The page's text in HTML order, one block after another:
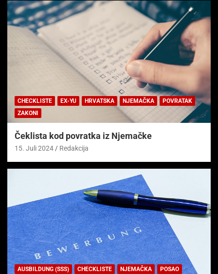
CHECKLISTE EX-YU HRVATSKA NJEMAČKA
POVRATAK
ZAKONI
Čeklista kod povratka iz Njemačke
15. Juli 2024 Redakcija
AUSBILDUNG (SSS) CHECKLISTE NJEMAČKA
POSAO